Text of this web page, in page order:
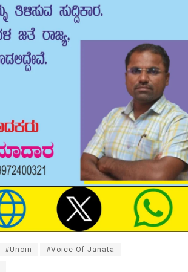
#Unoin #Voice Of Janata